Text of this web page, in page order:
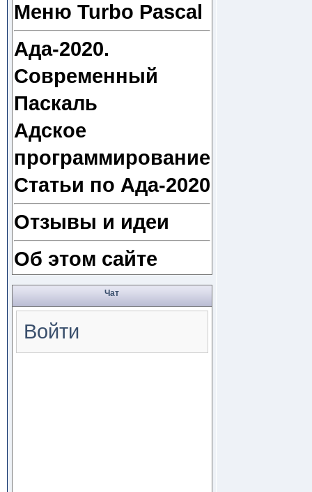
Меню Turbo Pascal
Ада-2020.
Современный
Паскаль
Адское
программирование
Статьи по Ада-2020
Отзывы и идеи
Об этом сайте
Чат
Войти